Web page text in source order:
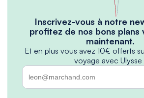
Inscrivez-vous à notre
profitez de nos bons plans
maintenant.
Et en plus vous avez 10€ offerts
voyage avec Ulysse